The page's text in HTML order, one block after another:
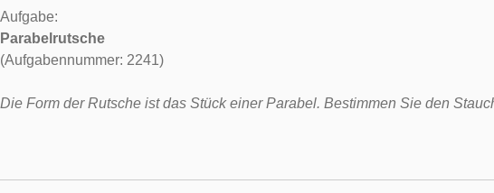
Aufgabe:
Parabelrutsche
(Aufgabennummer: 2241)
Die Form der Rutsche ist das Stück einer Parabel. Bestimmen Sie den